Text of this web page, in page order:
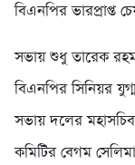
বিএনপির ভারপ্রাপ্ত
সভায় শুধু তারেক
বিএনপির সিনিয়র
সভায় দলের
কমিটির বেগম